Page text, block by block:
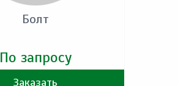
Болт
По запросу
Заказать